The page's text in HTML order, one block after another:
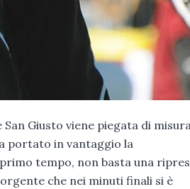
Giusto viene piegata di
portato in vantaggio la
tempo, non basta una
che nei minuti finali si è